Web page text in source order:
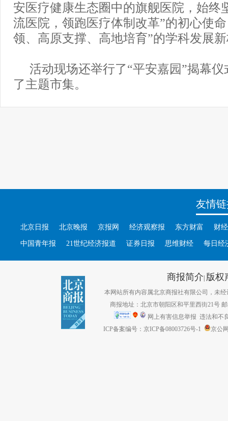
安医疗健康生态圈中的旗舰医院，始终
流医院，领跑医疗体制改革”的初心使
领、高原支撑、高地培育”的学科发展
活动现场还举行了“平安嘉园”揭幕
了主题市集。
友情
北京日报 北京晚报 京报网 经济观察报 东方财富 财
中国青年报 21世纪经济报道 证券日报 思维财经 每日经
商报简介| 版权
本网站所有内容属北京商报社有限公司，未经
商报地址：北京市朝阳区和平里西街21号
网上有害信息举报 违法和不
ICP备案编号：京ICP备08003726号-1
京公